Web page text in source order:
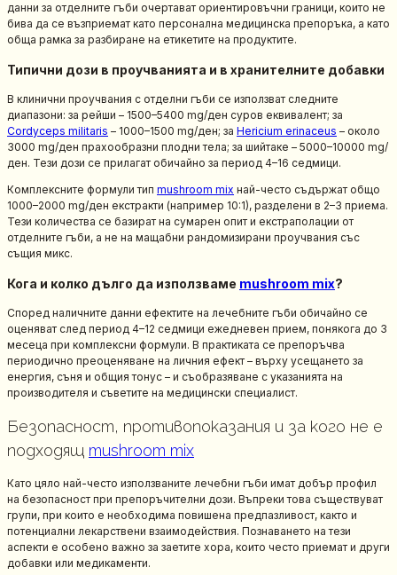
данни за отделните гъби очертават ориентировъчни граници, които не
бива да се възприемат като персонална медицинска препоръка, а като
обща рамка за разбиране на етикетите на продуктите.
Типични дози в проучванията и в хранителните добавки
В клинични проучвания с отделни гъби се използват следните
диапазони: за рейши – 1500–5400 mg/ден суров еквивалент; за
Cordyceps militaris – 1000–1500 mg/ден; за Hericium erinaceus – около
3000 mg/ден прахообразни плодни тела; за шийтаке – 5000–10000 mg/
ден. Тези дози се прилагат обичайно за период 4–16 седмици.
Комплексните формули тип mushroom mix най-често съдържат общо
1000–2000 mg/ден екстракти (например 10:1), разделени в 2–3 приема.
Тези количества се базират на сумарен опит и екстраполации от
отделните гъби, а не на мащабни рандомизирани проучвания със
същия микс.
Кога и колко дълго да използваме mushroom mix?
Според наличните данни ефектите на лечебните гъби обичайно се
оценяват след период 4–12 седмици ежедневен прием, понякога до 3
месеца при комплексни формули. В практиката се препоръчва
периодично преоценяване на личния ефект – върху усещането за
енергия, съня и общия тонус – и съобразяване с указанията на
производителя и съветите на медицински специалист.
Безопасност, противопоказания и за кого не е
подходящ mushroom mix
Като цяло най-често използваните лечебни гъби имат добър профил
на безопасност при препоръчителни дози. Въпреки това съществуват
групи, при които е необходима повишена предпазливост, както и
потенциални лекарствени взаимодействия. Познаването на тези
аспекти е особено важно за заетите хора, които често приемат и други
добавки или медикаменти.